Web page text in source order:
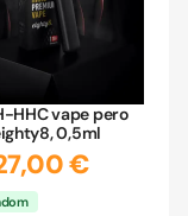
HHC vape pero
0,5ml
€